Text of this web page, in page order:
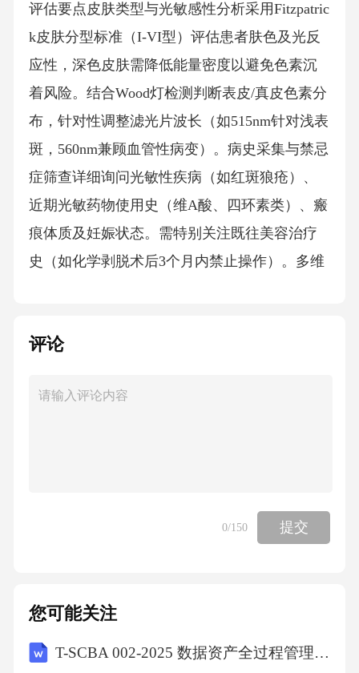
评估要点皮肤类型与光敏感性分析采用Fitzpatric
k皮肤分型标准（I-VI型）评估患者肤色及光反
应性，深色皮肤需降低能量密度以避免色素沉
着风险。结合Wood灯检测判断表皮/真皮色素分
布，针对性调整滤光片波长（如515nm针对浅表
斑，560nm兼顾血管性病变）。病史采集与禁忌
症筛查详细询问光敏性疾病（如红斑狼疮）、
近期光敏药物使用史（维A酸、四环素类）、瘢
痕体质及妊娠状态。需特别关注既往美容治疗
史（如化学剥脱术后3个月内禁止操作）。多维
及纹理等参数，结合患者主诉制定个性化改善
能量分级策略首次治疗从低能量起始（12-14J/c
冷却系统（接触式冷却至4℃）保障安全性。渐
进式能量滴定法针对复合型问题采用双波长序
皮胶原重塑（能量密度14-16J/cm²）。痤疮患者
可联合420nm蓝光杀菌治疗。多波段协同调控根
评论
0/150 提交
您可能关注
T-SCBA 002-2025 数据资产全过程管理区块链应用规范